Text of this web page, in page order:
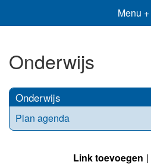
Menu +
Onderwijs
Onderwijs
Plan agenda
Link toevoegen